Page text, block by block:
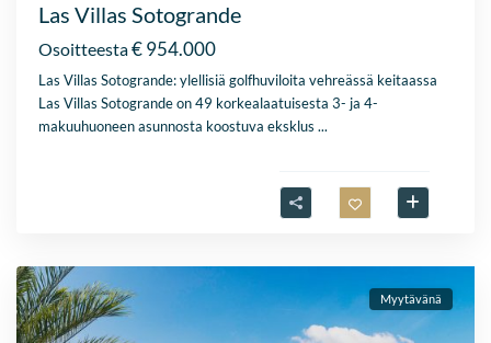
Las Villas Sotogrande
Osoitteesta€ 954.000
Las Villas Sotogrande: ylellisiä golfhuviloita vehreässä keitaassa
Las Villas Sotogrande on 49 korkealaatuisesta 3- ja 4-
makuuhuoneen asunnosta koostuva eksklus...
Myytävänä